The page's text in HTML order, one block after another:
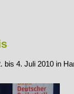
4. Juli 2010 in